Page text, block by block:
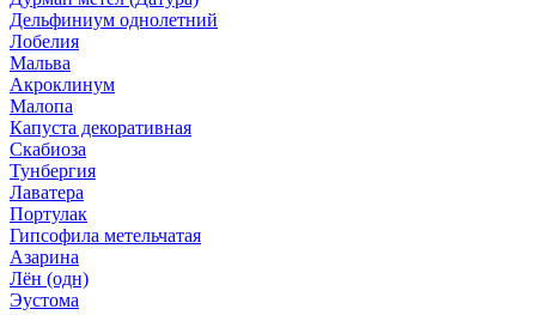
Дельфиниум однолетний
Лобелия
Мальва
Акроклинум
Малопа
Капуста декоративная
Скабиоза
Тунбергия
Лаватера
Портулак
Гипсофила метельчатая
Азарина
Лён (одн)
Эустома